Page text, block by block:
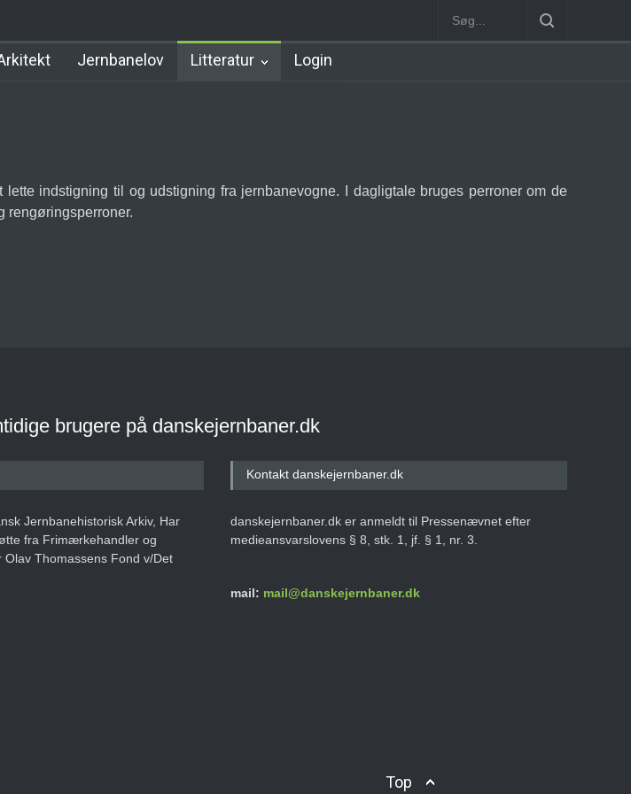
Nørrebro B Station [1886-1930]
Jernbanelov Litteratur Login
indstigning til og udstigning fra jernbanevogne. I dagligtale bruges perroner om de
rengøringsperroner.
brugere på danskejernbaner.dk
Jernbanehistorisk Arkiv, Har
fra Frimærkehandler og
Thomassens Fond v/Det
Kontakt danskejernbaner.dk
danskejernbaner.dk er anmeldt til Pressenævnet efter
medieansvarslovens § 8, stk. 1, jf. § 1, nr. 3.
mail: mail@danskejernbaner.dk
Top